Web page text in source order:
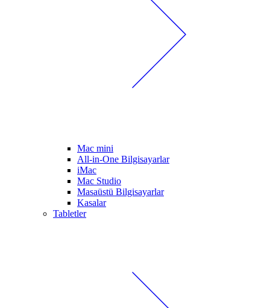
Mac mini
All-in-One Bilgisayarlar
iMac
Mac Studio
Masaüstü Bilgisayarlar
Kasalar
Tabletler